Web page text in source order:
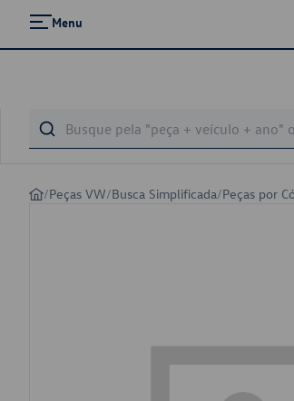
Menu
/Peças VW/Busca Simplificada/Peças por